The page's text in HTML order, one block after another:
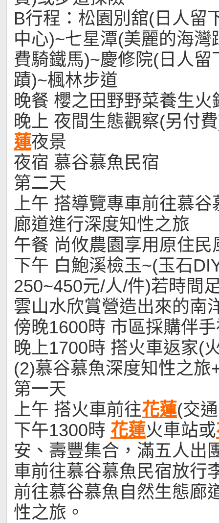
B行程：松園別舘(日人留
中心)~七星潭(美麗的海灣
費騎鐵馬)~慶修院(日人留
蹟)~楓林步道
晚餐 櫻之田野野菜養生火
晚上 夜間生態觀察(另付
蓮夜景
夜宿 慕谷慕魚民宿
第二天
上午 搭導覽專車前往慕谷
廊道進行深度知性之旅
午餐 尚攸農園享用原住民
下午 白鮑溪檢玉~(玉石
250~450元/人/件)若時間
雲山水欣賞營造出來的南
傍晚1600時 市區採購伴
晚上1700時 搭火車返家(
(2)慕谷慕魚深度知性之旅
第一天
上午 搭火車前往花蓮(交
下午1300時 花蓮火車站或
安、壽豐集合，滿五人出
車前往慕谷慕魚民宿放行
前往慕谷慕魚自然生態廊
性之旅。